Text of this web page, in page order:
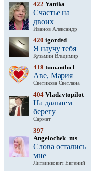
422 Yanika
Счастье на
двоих
Иванов Александр
420 igorded
Я научу тебя
Кузьмин Владимир
418 tumantho1
Аве, Мария
Светикова Светлана
404 Vladavtopilot
На дальнем
берегу
Сармат
397
Angelochek_ms
Слова остались
мне
Литвинкович Евгений